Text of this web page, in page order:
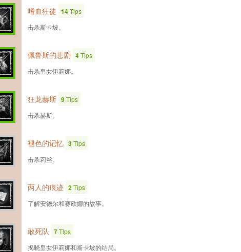
嗜血狂徒 14Tips
击杀斯卡坡。
佩鲁斯的悲剧 4Tips
击杀皇女伊莉娜。
狂龙赫斯 9Tips
击杀赫斯。
褪色的记忆 3Tips
击杀莉丝。
两人的痕迹 2Tips
了解安德尔和赛欧娜的故事。
敢死队 7Tips
揭晓皇女伊莉娜和斯卡坡的结局。